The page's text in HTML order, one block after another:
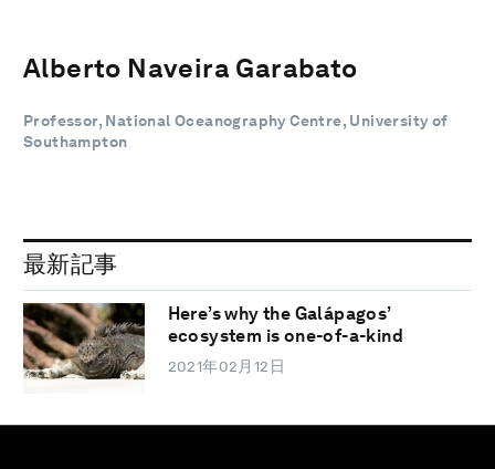
Alberto Naveira Garabato
Professor, National Oceanography Centre, University of
Southampton
最新記事
Here’s why the Galápagos’
ecosystem is one-of-a-kind
2021年02月12日